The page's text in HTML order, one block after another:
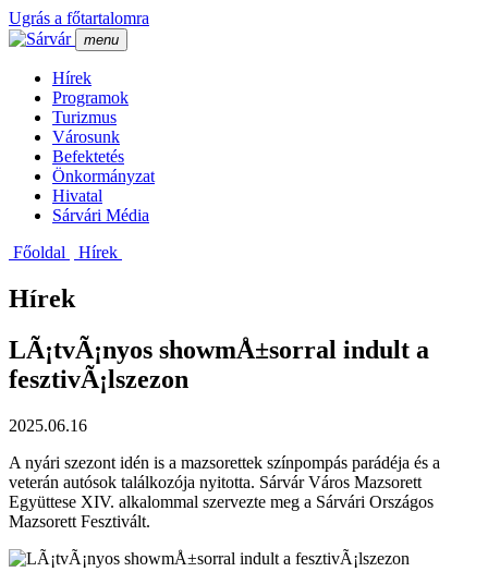
Ugrás a főtartalomra
menu
Hí­rek
Programok
Turizmus
Városunk
Befektetés
Önkormányzat
Hivatal
Sárvári Média
Főoldal
Hí­rek
Hírek
LÃ¡tvÃ¡nyos showmÅ±sorral indult a
fesztivÃ¡lszezon
2025.06.16
A nyári szezont idén is a mazsorettek színpompás parádéja és a
veterán autósok találkozója nyitotta. Sárvár Város Mazsorett
Együttese XIV. alkalommal szervezte meg a Sárvári Országos
Mazsorett Fesztivált.